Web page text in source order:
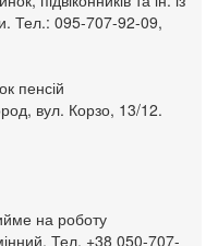
Тел.: 095-707-92-09,
пенсій
вул. Корзо, 13/12.
на роботу
Тел. +38 050-707-